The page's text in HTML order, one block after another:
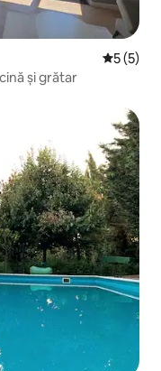
Scor
5 (5)
și grătar